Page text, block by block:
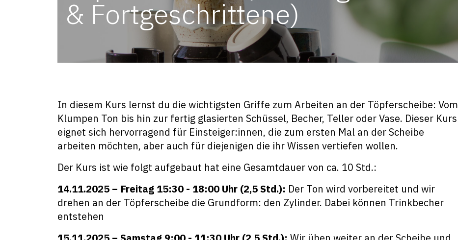
& Fortgeschrittene)
In diesem Kurs lernst du die wichtigsten Griffe zum Arbeiten an der Töpferscheibe: Vom
Klumpen Ton bis hin zur fertig glasierten Schüssel, Becher, Teller oder Vase. Dieser Kurs
eignet sich hervorragend für Einsteiger:innen, die zum ersten Mal an der Scheibe
arbeiten möchten, aber auch für diejenigen die ihr Wissen vertiefen wollen.
Der Kurs ist wie folgt aufgebaut hat eine Gesamtdauer von ca. 10 Std.:
14.11.2025 – Freitag 15:30 - 18:00 Uhr (2,5 Std.): Der Ton wird vorbereitet und wir
drehen an der Töpferscheibe die Grundform: den Zylinder. Dabei können Trinkbecher
entstehen